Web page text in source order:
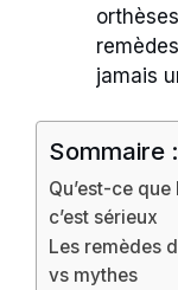
jamais
Sommaire :
Qu’est-ce
c’est sérieux
Les remèdes
vs mythes